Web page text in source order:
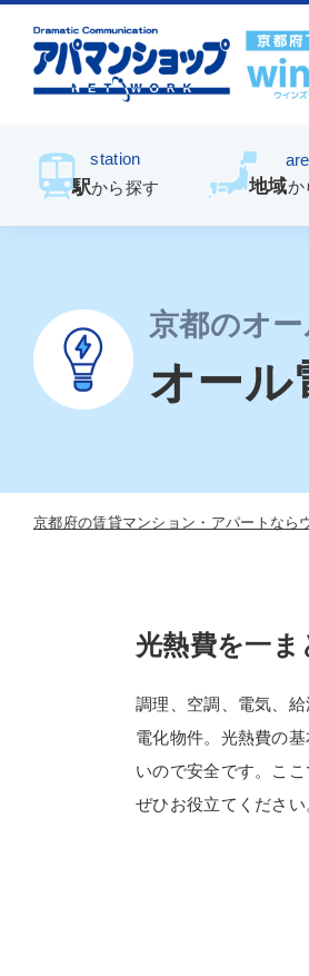
station
駅から探す 地域か
京都のオ
オール
京都府の賃貸マンション・アパートなら
光熱費を一
調理、空調、電気、
電化物件。光熱費の
いので安全です。こ
ぜひお役立てください